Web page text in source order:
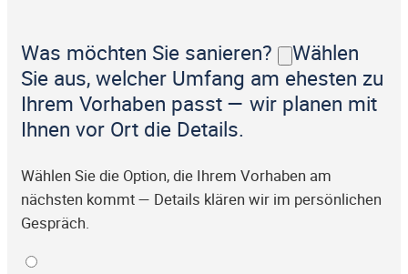
Was möchten Sie sanieren?
Wählen
Sie aus, welcher Umfang am ehesten zu
Ihrem Vorhaben passt — wir planen mit
Ihnen vor Ort die Details.
Wählen Sie die Option, die Ihrem Vorhaben am
nächsten kommt — Details klären wir im persönlichen
Gespräch.